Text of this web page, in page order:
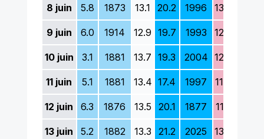
8 juin 5.8 1873 13.1 20.2 1996 13.7
9 juin 6.0 1914 12.9 19.7 1993 12.8
10 juin 3.1 1881 13.7 19.3 2004 12.7
11 juin 5.1 1881 13.4 17.4 1997 11.9
12 juin 6.3 1876 13.5 20.1 1877 11.3
13 juin 5.2 1882 13.3 21.2 2025 13.0